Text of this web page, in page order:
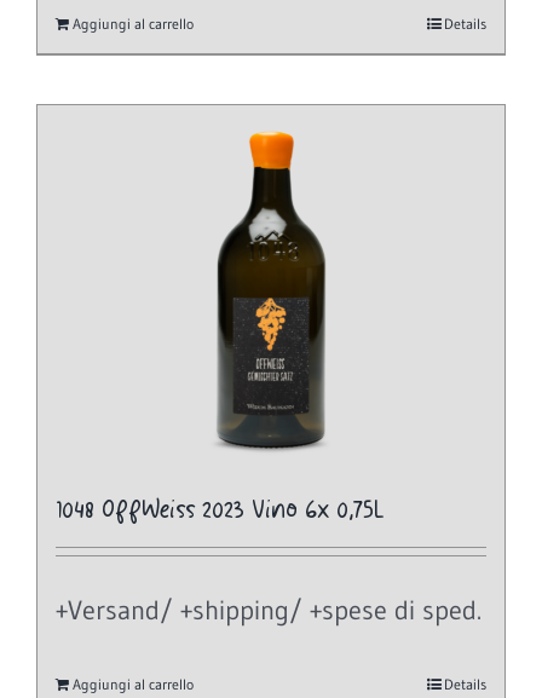
Aggiungi al carrello Details
1048 OffWeiss 2023 Vino 6x 0,75L
+Versand/ +shipping/ +spese di sped.
Aggiungi al carrello Details